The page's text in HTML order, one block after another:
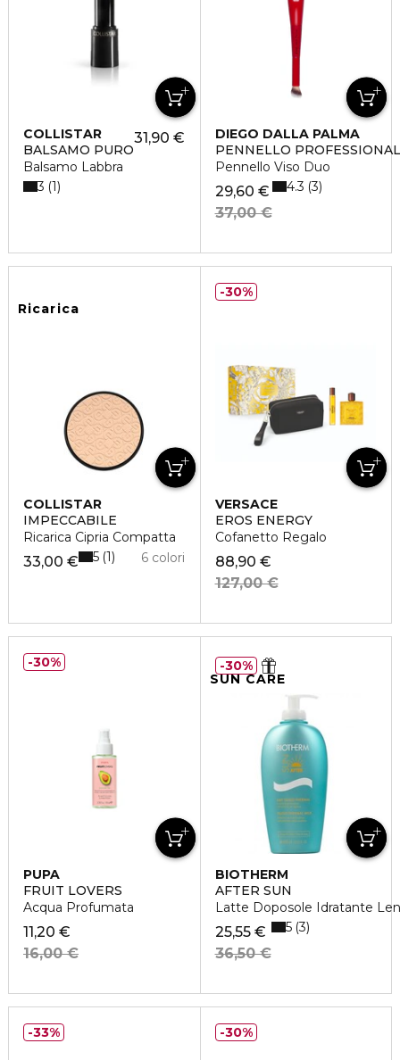
COLLISTAR
BALSAMO PURO
Balsamo Labbra
31,90 €
3 1
DIEGO DALLA PALMA
PENNELLO
Pennello Viso Duo
29,60 €
37,00 €
4.3 3
Ricarica
COLLISTAR
IMPECCABILE
Ricarica Cipria Compatta
33,00 € 6 colori
5 1
VERSACE
EROS ENERGY
Cofanetto Regalo
88,90 €
127,00 €
30%
PUPA
FRUIT LOVERS
Acqua Profumata
11,20 €
16,00 €
30%
SUN CARE
BIOTHERM
AFTER SUN
Latte Doposole Idratante
25,55 €
36,50 €
5 3
30%
33% 30%